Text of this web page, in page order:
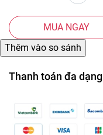
MUA NGAY
Thanh toán đa dạng